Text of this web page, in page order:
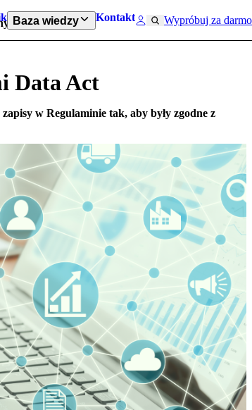
Baza wiedzy Kontakt Wypróbuj za darmo
Data Act
Data Act
w Regulaminie tak, aby były zgodne z